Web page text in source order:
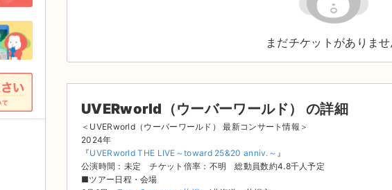
まだチケットがありませ
UVERworld（ウーバーワールド） の詳細
＜UVERworld（ウーバーワールド） 最新コンサート情報＞
2024年
『UVERworld THE LIVE～toward 25&20 anniv.～ 』
公演時間：未定 チケット倍率：不明 総動員数約4.8千人予定
■ツアー日程・会場